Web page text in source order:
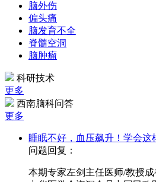
脑外伤
偏头痛
脑发育不全
脊髓空洞
脑肿瘤
科研技术
更多
西南脑科问答
更多
睡眠不好，血压飙升！学会这
问题回复：
本期专家左剑主任医师/教授